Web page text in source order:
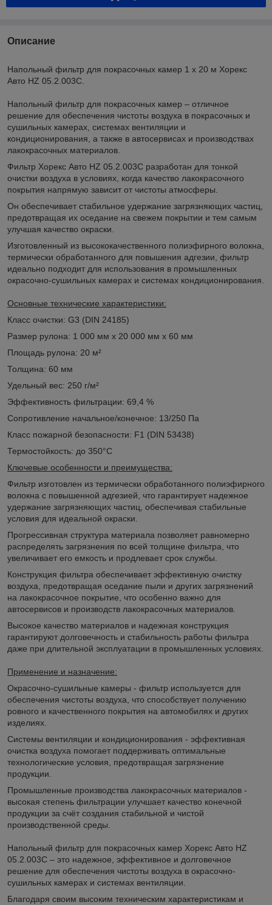
Описание
Напольный фильтр для покрасочных камер 1 х 20 м Хорекс
Авто HZ 05.2.003C.
Напольный фильтр для покрасочных камер – отличное
решение для обеспечения чистоты воздуха в покрасочных и
сушильных камерах, системах вентиляции и
кондиционирования, а также в автосервисах и производствах
лакокрасочных материалов.
Фильтр Хорекс Авто HZ 05.2.003C разработан для тонкой
очистки воздуха в условиях, когда качество лакокрасочного
покрытия напрямую зависит от чистоты атмосферы.
Он обеспечивает стабильное удержание загрязняющих частиц,
предотвращая их оседание на свежем покрытии и тем самым
улучшая качество окраски.
Изготовленный из высококачественного полиэфирного волокна,
термически обработанного для повышения адгезии, фильтр
идеально подходит для использования в промышленных
окрасочно-сушильных камерах и системах кондиционирования.
Основные технические характеристики:
Класс очистки: G3 (DIN 24185)
Размер рулона: 1 000 мм x 20 000 мм x 60 мм
Площадь рулона: 20 м²
Толщина: 60 мм
Удельный вес: 250 г/м²
Эффективность фильтрации: 69,4 %
Сопротивление начальное/конечное: 13/250 Па
Класс пожарной безопасности: F1 (DIN 53438)
Термостойкость: до 350°С
Ключевые особенности и преимущества:
Фильтр изготовлен из термически обработанного полиэфирного
волокна с повышенной адгезией, что гарантирует надежное
удержание загрязняющих частиц, обеспечивая стабильные
условия для идеальной окраски.
Прогрессивная структура материала позволяет равномерно
распределять загрязнения по всей толщине фильтра, что
увеличивает его емкость и продлевает срок службы.
Конструкция фильтра обеспечивает эффективную очистку
воздуха, предотвращая оседание пыли и других загрязнений
на лакокрасочное покрытие, что особенно важно для
автосервисов и производств лакокрасочных материалов.
Высокое качество материалов и надежная конструкция
гарантируют долговечность и стабильность работы фильтра
даже при длительной эксплуатации в промышленных условиях.
Применение и назначение:
Окрасочно-сушильные камеры - фильтр используется для
обеспечения чистоты воздуха, что способствует получению
ровного и качественного покрытия на автомобилях и других
изделиях.
Системы вентиляции и кондиционирования - эффективная
очистка воздуха помогает поддерживать оптимальные
технологические условия, предотвращая загрязнение
продукции.
Промышленные производства лакокрасочных материалов -
высокая степень фильтрации улучшает качество конечной
продукции за счёт создания стабильной и чистой
производственной среды.
Напольный фильтр для покрасочных камер Хорекс Авто HZ
05.2.003C – это надежное, эффективное и долговечное
решение для обеспечения чистоты воздуха в окрасочно-
сушильных камерах и системах вентиляции.
Благодаря своим высоким техническим характеристикам и